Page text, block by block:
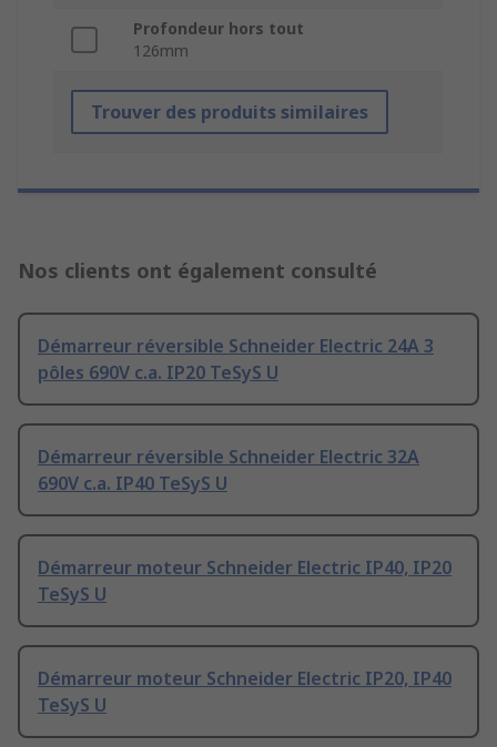
Profondeur hors tout
126mm
Trouver des produits similaires
Nos clients ont également consulté
Démarreur réversible Schneider Electric 24A 3
pôles 690V c.a. IP20 TeSyS U
Démarreur réversible Schneider Electric 32A
690V c.a. IP40 TeSyS U
Démarreur moteur Schneider Electric IP40, IP20
TeSyS U
Démarreur moteur Schneider Electric IP20, IP40
TeSyS U